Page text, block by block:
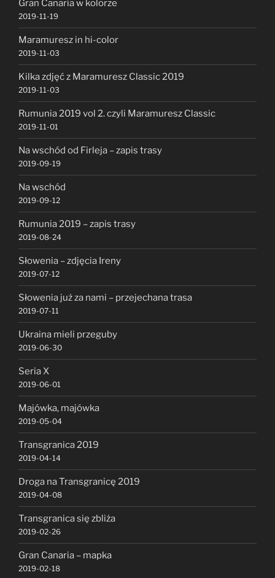
Gran Canaria w kolorze
2019-11-19
Maramuresz in hi-color
2019-11-03
Kilka zdjęć z Maramuresz Classic 2019
2019-11-03
Rumunia 2019 vol 2. czyli Maramuresz Classic
2019-11-01
Na wschód od Firleja – zapis trasy
2019-09-19
Na wschód
2019-09-12
Rumunia 2019 – zapis trasy
2019-08-24
Słowenia – zdjęcia Ireny
2019-07-12
Słowenia już za nami – przejechana trasa
2019-07-11
Ukraina mieli przeguby
2019-06-30
Seria X
2019-06-01
Majówka, majówka
2019-05-04
Transgranica 2019
2019-04-14
Droga na Transgranicę 2019
2019-04-08
Transgranica się zbliża
2019-02-26
Gran Canaria – mapka
2019-02-18